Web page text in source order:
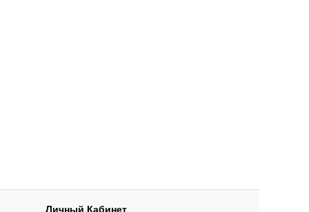
Личный Кабинет